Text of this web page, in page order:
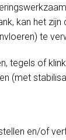
kan het
te
tegels of
(met
en/of